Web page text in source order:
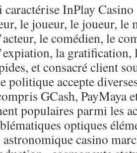
caractérise InPlay
le joueur, le joueur, le
le comédien, le
la gratification,
et consacré client
politique accepte
GCash, PayMaya
populaires parmi les
optiques
casino